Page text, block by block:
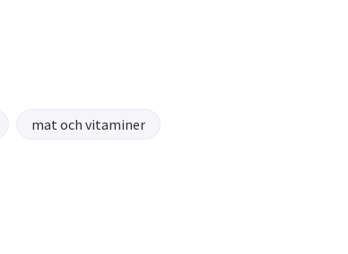
mat och vitaminer